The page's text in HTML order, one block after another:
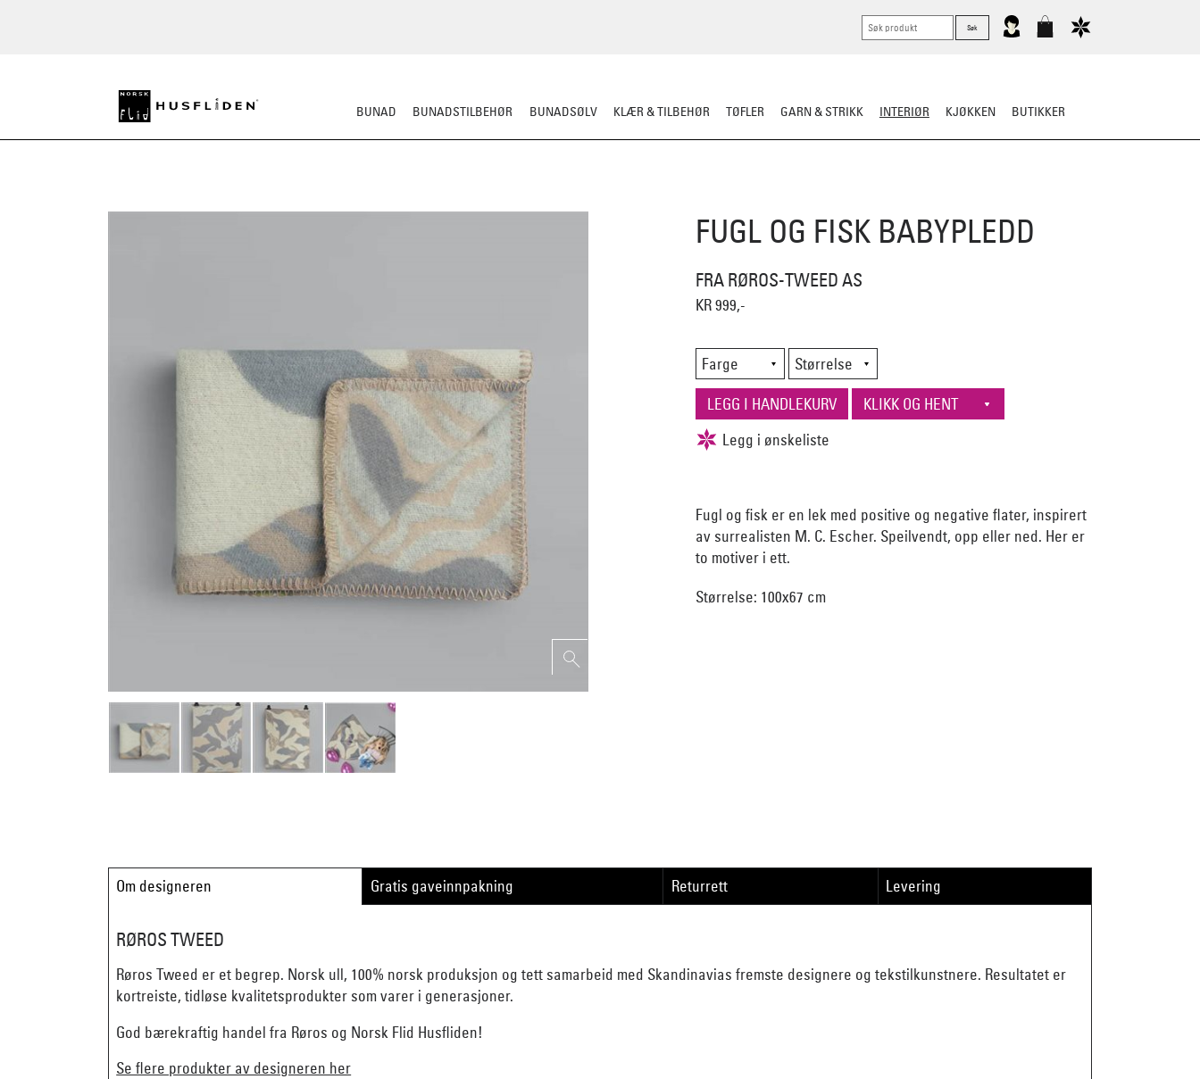
BUNAD BUNADSTILBEHØR BUNADSØLV KLÆR & TILBEHØR TØFLER GARN & STRIKK INTERIØR KJØKKEN BUTIKKER
FUGL OG FISK BABYPLEDD
FRA RØROS-TWEED AS
KR 999,-
Fugl og fisk er en lek med positive og negative flater, inspirert
av surrealisten M. C. Escher. Speilvendt, opp eller ned. Her er
to motiver i ett.
Størrelse: 100x67 cm
Om designeren Gratis gaveinnpakning Returrett Levering
RØROS TWEED
Røros Tweed er et begrep. Norsk ull, 100% norsk produksjon og tett samarbeid med Skandinavias fremste designere og tekstilkunstnere. Resultatet er
kortreiste, tidløse kvalitetsprodukter som varer i generasjoner.
God bærekraftig handel fra Røros og Norsk Flid Husfliden!
Se flere produkter av designeren her